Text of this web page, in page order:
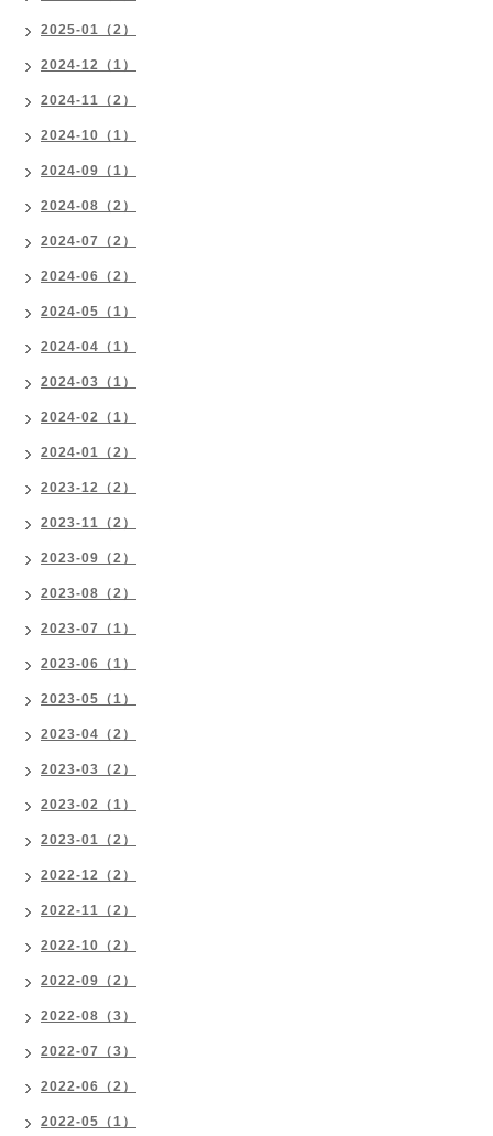
2025-01（2）
2024-12（1）
2024-11（2）
2024-10（1）
2024-09（1）
2024-08（2）
2024-07（2）
2024-06（2）
2024-05（1）
2024-04（1）
2024-03（1）
2024-02（1）
2024-01（2）
2023-12（2）
2023-11（2）
2023-09（2）
2023-08（2）
2023-07（1）
2023-06（1）
2023-05（1）
2023-04（2）
2023-03（2）
2023-02（1）
2023-01（2）
2022-12（2）
2022-11（2）
2022-10（2）
2022-09（2）
2022-08（3）
2022-07（3）
2022-06（2）
2022-05（1）